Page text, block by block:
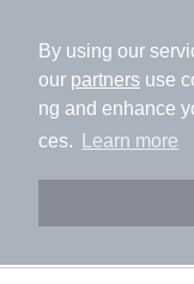
By using our
our partners use
ng and enhance
ces.
Learn more
エリアから探す
地図から探す